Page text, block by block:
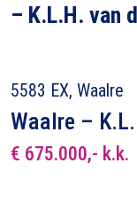
– K.L.H. van
5583 EX, Waalre
Waalre –
€ 675.000,- k.k.